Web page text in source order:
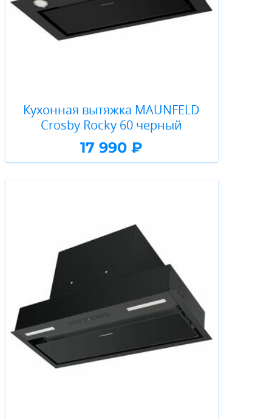
Кухонная вытяжка MAUNFELD
Crosby Rocky 60 черный
17 990 ₽